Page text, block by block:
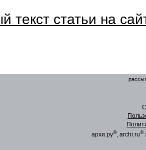
текст статьи на
архи.ру®, archi.ru®